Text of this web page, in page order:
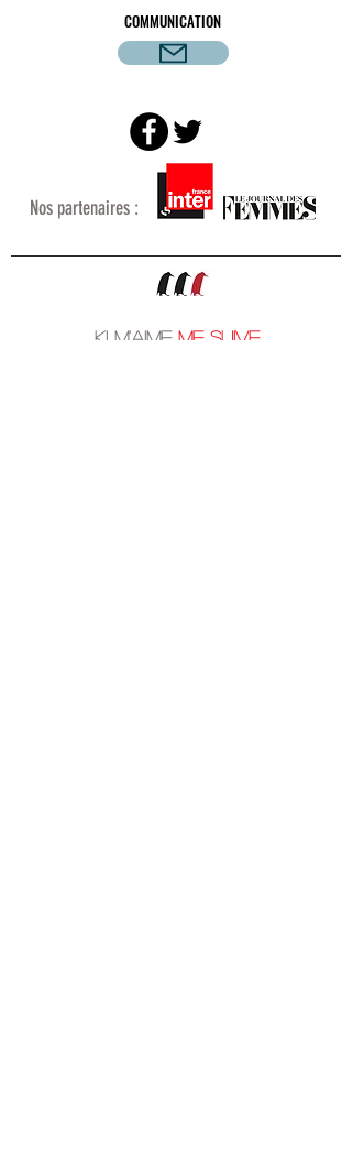
COMMUNICATION
Nos partenaires :
KI M'AIME ME SUIVE